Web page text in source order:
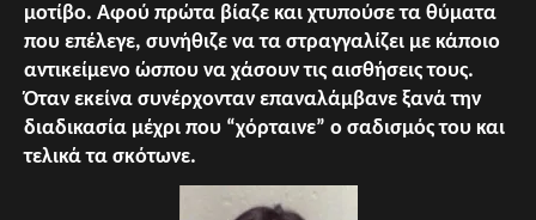
μοτίβο. Αφού πρώτα βίαζε και χτυπούσε τα θύματα
που επέλεγε, συνήθιζε να τα στραγγαλίζει με κάποιο
αντικείμενο ώσπου να χάσουν τις αισθήσεις τους.
Όταν εκείνα συνέρχονταν επαναλάμβανε ξανά την
διαδικασία μέχρι που “χόρταινε” ο σαδισμός του και
τελικά τα σκότωνε.